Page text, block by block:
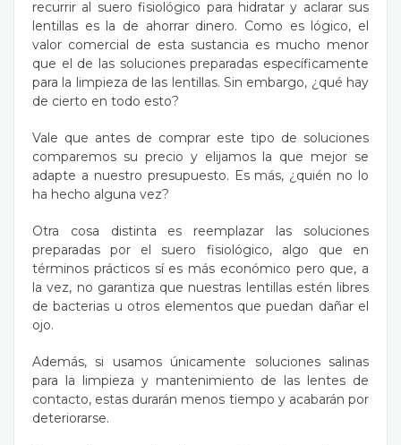
recurrir al suero fisiológico para hidratar y aclarar sus
lentillas es la de ahorrar dinero. Como es lógico, el
valor comercial de esta sustancia es mucho menor
que el de las soluciones preparadas específicamente
para la limpieza de las lentillas. Sin embargo, ¿qué hay
de cierto en todo esto?
Vale que antes de comprar este tipo de soluciones
comparemos su precio y elijamos la que mejor se
adapte a nuestro presupuesto. Es más, ¿quién no lo
ha hecho alguna vez?
Otra cosa distinta es reemplazar las soluciones
preparadas por el suero fisiológico, algo que en
términos prácticos sí es más económico pero que, a
la vez, no garantiza que nuestras lentillas estén libres
de bacterias u otros elementos que puedan dañar el
ojo.
Además, si usamos únicamente soluciones salinas
para la limpieza y mantenimiento de las lentes de
contacto, estas durarán menos tiempo y acabarán por
deteriorarse.